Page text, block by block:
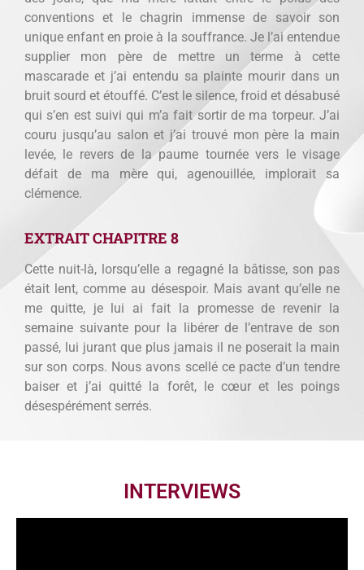
conventions et le chagrin immense de savoir son
unique enfant en proie à la souffrance. Je l’ai entendue
supplier mon père de mettre un terme à cette
mascarade et j’ai entendu sa plainte mourir dans un
bruit sourd et étouffé. C’est le silence, froid et désabusé
qui s’en est suivi qui m’a fait sortir de ma torpeur. J’ai
couru jusqu’au salon et j’ai trouvé mon père la main
levée, le revers de la paume tournée vers le visage
défait de ma mère qui, agenouillée, implorait sa
clémence.
EXTRAIT CHAPITRE 8
Cette nuit-là, lorsqu’elle a regagné la bâtisse, son pas
était lent, comme au désespoir. Mais avant qu’elle ne
me quitte, je lui ai fait la promesse de revenir la
semaine suivante pour la libérer de l’entrave de son
passé, lui jurant que plus jamais il ne poserait la main
sur son corps. Nous avons scellé ce pacte d’un tendre
baiser et j’ai quitté la forêt, le cœur et les poings
désespérément serrés.
INTERVIEWS